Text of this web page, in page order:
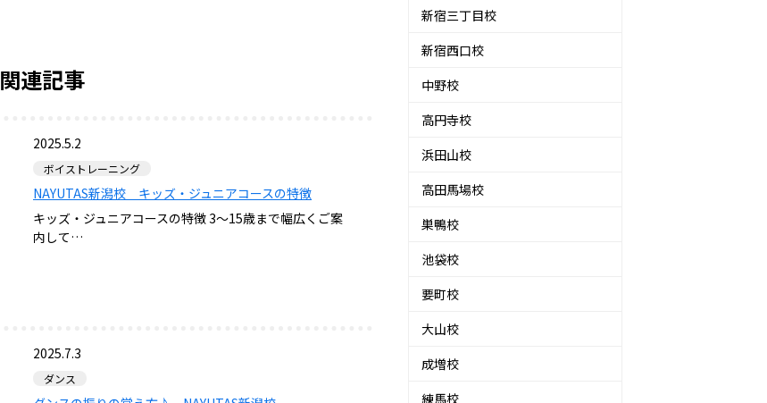
関連記事
2025.5.2
ボイストレーニング
NAYUTAS新潟校 キッズ・ジュニアコースの特徴
キッズ・ジュニアコースの特徴 3～15歳まで幅広くご案
内して…
2025.7.3
ダンス
新宿三丁目校
新宿西口校
中野校
高円寺校
浜田山校
高田馬場校
巣鴨校
池袋校
要町校
大山校
成増校
練馬校